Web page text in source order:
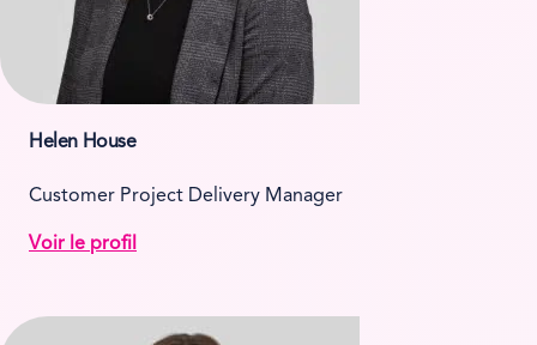
Helen House
Customer Project Delivery Manager
Voir le profil